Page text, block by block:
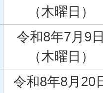
（木曜日）
令和8年7月9
（木曜日）
令和8年8月20